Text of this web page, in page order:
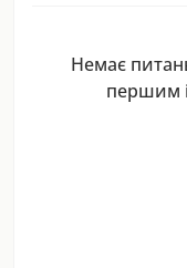
Немає
першим